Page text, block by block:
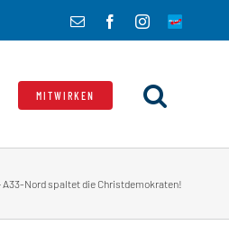
E-
FacebookInstagram
Telegram
MITWIRKEN
A33-Nord spaltet die Christdemokraten!